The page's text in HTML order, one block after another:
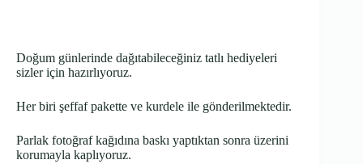
Doğum günlerinde dağıtabileceğiniz tatlı hediyeleri
sizler için hazırlıyoruz.
Her biri şeffaf pakette ve kurdele ile gönderilmektedir.
Parlak fotoğraf kağıdına baskı yaptıktan sonra üzerini
korumayla kaplıyoruz.